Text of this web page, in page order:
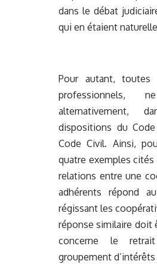
dans le débat
qui en étaient
Pour autant, toutes
professionnels,
alternativement,
dispositions du
Code Civil. Ainsi,
quatre exemples
relations entre une
adhérents répond
régissant les
réponse similaire doit
concerne le
groupement